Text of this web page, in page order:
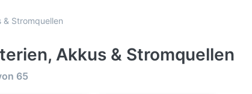
& Stromquellen
Akkus & Stromquellen
65